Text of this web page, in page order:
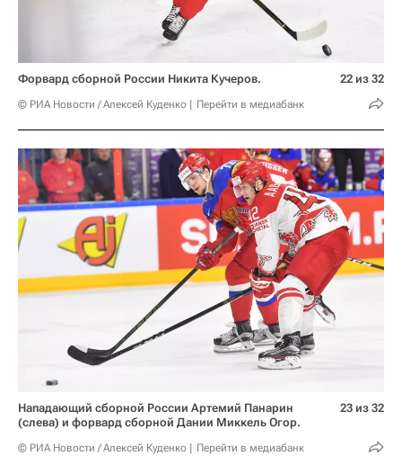
Форвард сборной России Никита Кучеров.
© РИА Новости / Алексей Куденко Перейти в медиабанк
22 из 32
Нападающий сборной России Артемий Панарин
(слева) и форвард сборной Дании Миккель Огор.
© РИА Новости / Алексей Куденко Перейти в медиабанк
23 из 32